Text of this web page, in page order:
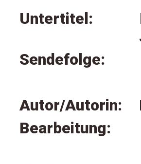
Untertitel:
Sendefolge:
Autor/Autorin:
Bearbeitung: